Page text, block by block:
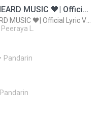
ไม่มีใครรู้ตัวเรา– UNHEARD MUSIC 🖤| Official Lyric Video | เพลงสู้ชีวิต
Peeraya L.
Pandarin
Pandarin